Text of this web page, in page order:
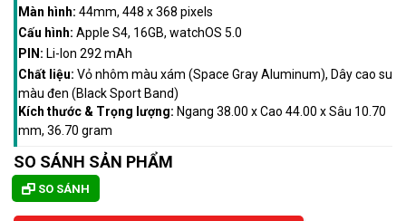
Màn hình: 44mm, 448 x 368 pixels
Cấu hình: Apple S4, 16GB, watchOS 5.0
PIN: Li-Ion 292 mAh
Chất liệu: Vỏ nhôm màu xám (Space Gray Aluminum), Dây cao su
màu đen (Black Sport Band)
Kích thước & Trọng lượng: Ngang 38.00 x Cao 44.00 x Sâu 10.70
mm, 36.70 gram
SO SÁNH SẢN PHẨM
SO SÁNH